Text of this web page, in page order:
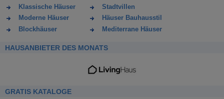
Klassische Häuser
Stadtvillen
Moderne Häuser
Häuser Bauhausstil
Blockhäuser
Mediterrane Häuser
HAUSANBIETER DES MONATS
GRATIS KATALOGE